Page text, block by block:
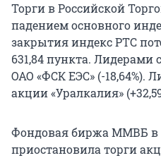
Торги в Российской
падением основного
закрытия индекс РТС
631,84 пункта.
ОАО «ФСК ЕЭС» (-18,64%).
акции «Уралкалия»
Фондовая биржа ММВБ в
приостановила торги